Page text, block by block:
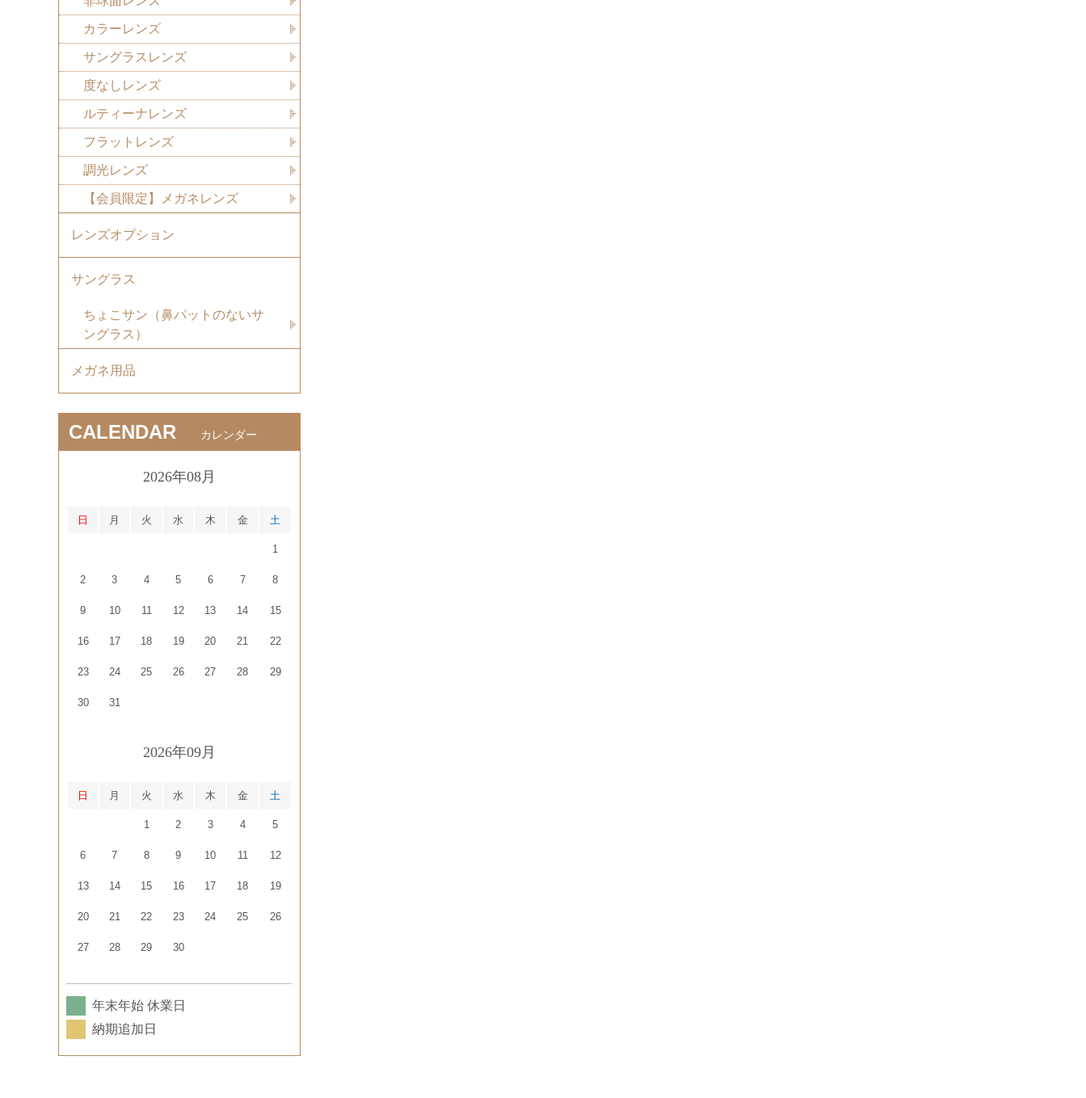
カラーレンズ
サングラスレンズ
度なしレンズ
ルティーナレンズ
フラットレンズ
調光レンズ
【会員限定】メガネレンズ
レンズオプション
サングラス
ちょこサン（鼻パットのないサ
ングラス）
メガネ用品
CALENDAR カレンダー
2026年08月
日 月 火 水 木 金 土
1
2 3 4 5 6 7 8
9 10 11 12 13 14 15
16 17 18 19 20 21 22
23 24 25 26 27 28 29
30 31
2026年09月
日 月 火 水 木 金 土
1 2 3 4 5
6 7 8 9 10 11 12
13 14 15 16 17 18 19
20 21 22 23 24 25 26
27 28 29 30
年末年始 休業日
納期追加日